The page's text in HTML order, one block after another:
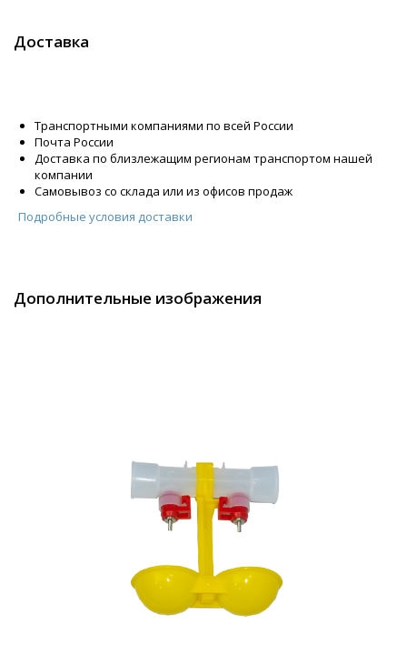
Доставка
Транспортными компаниями по всей России
Почта России
Доставка по близлежащим регионам транспортом нашей
компании
Самовывоз со склада или из офисов продаж
Подробные условия доставки
Дополнительные изображения